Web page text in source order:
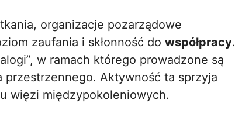
organizacje pozarządowe
zaufania i skłonność do współpracy.
w ramach którego prowadzone są
Aktywność ta sprzyja
więzi międzypokoleniowych.